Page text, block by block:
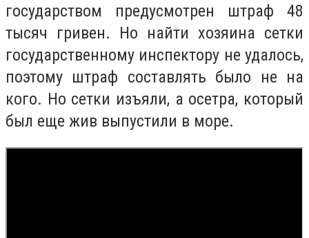
государством предусмотрен штраф 48
тысяч гривен. Но найти хозяина сетки
государственному инспектору не удалось,
поэтому штраф составлять было не на
кого. Но сетки изъяли, а осетра, который
был еще жив выпустили в море.